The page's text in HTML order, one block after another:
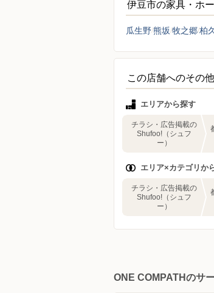
伊豆市の家具・ホ
瓜生野熊坂 牧之郷柏
この店舗へのその
エリアから探す
チラシ・広告掲載の
Shufoo!（シュフ
ー）
エリア×カテゴリか
チラシ・広告掲載の
Shufoo!（シュフ
ー）
ONE COMPATHのサ